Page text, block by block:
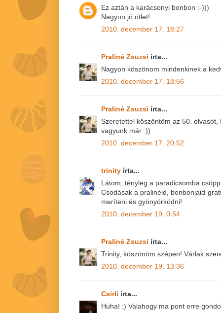
Ez aztán a karácsonyi bonbon :-)))
Nagyon jó ötlet!
2010. december 17. 18:27
Praliné Zsuzsi írta...
Nagyon köszönom mindenkinek a
2010. december 17. 18:56
Praliné Zsuzsi írta...
Szeretettel köszöntöm az 50.
vagyunk már :))
2010. december 17. 20:52
trinity írta...
Látom, tényleg a paradicsomba
Csodásak a pralinéid, bonbonjaid-
meríteni és gyönyörködni!
2010. december 19. 0:54
Praliné Zsuzsi írta...
Trinity, köszönöm szépen! Várlak
2010. december 19. 13:36
Csirli írta...
Huha! :) Valahogy ma pont erre